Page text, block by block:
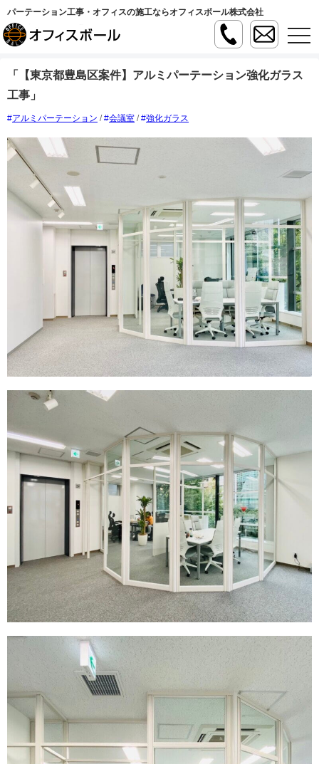
パーテーション工事・オフィスの施工ならオフィスボール株式会社
t
o
l
g
i
「【東京都豊島区案件】アルミパーテーション強化ガラス
工事」
アルミパーテーション / 会議室 / 強化ガラス